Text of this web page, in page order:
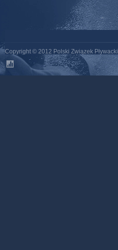
Copyright © 2012 Polski Związek Pływacki